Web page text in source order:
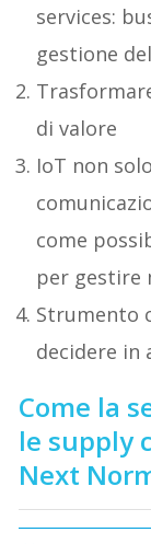
services:
gestione
di valore
IoT non
come
per gestire
Strumento
decidere in
Come la
le supply
Next